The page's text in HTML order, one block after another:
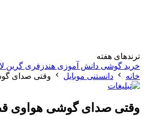
ترندهای هفته
خرید گوشی دانش آموزی هندزفری گرین
خانه
دانستنی موبایل وقتی صدای
وقتی صدای گوشی هواوی